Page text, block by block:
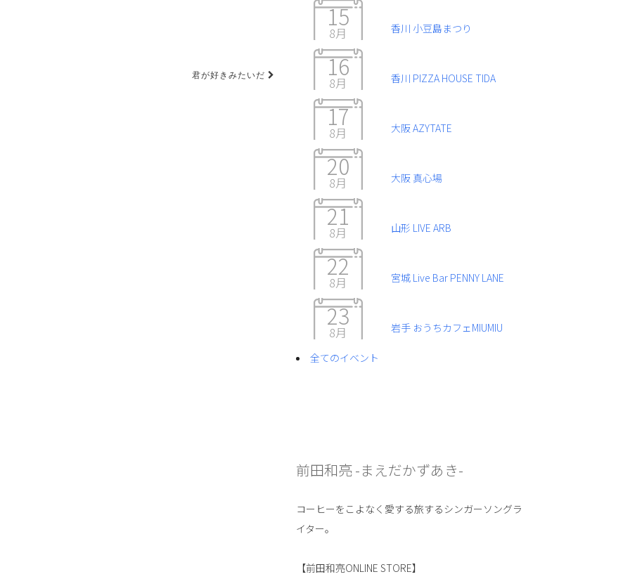
君が好きみたいだ
15
8月 香川 小豆島まつり
16
8月 香川 PIZZA HOUSE TIDA
17
8月 大阪 AZYTATE
20
8月 大阪 真心場
21
8月 山形 LIVE ARB
22
8月 宮城 Live Bar PENNY LANE
23
8月 岩手 おうちカフェMIUMIU
全てのイベント
前田和亮 -まえだかずあき-
コーヒーをこよなく愛する旅するシンガーソングラ
イター。
【前田和亮ONLINE STORE】